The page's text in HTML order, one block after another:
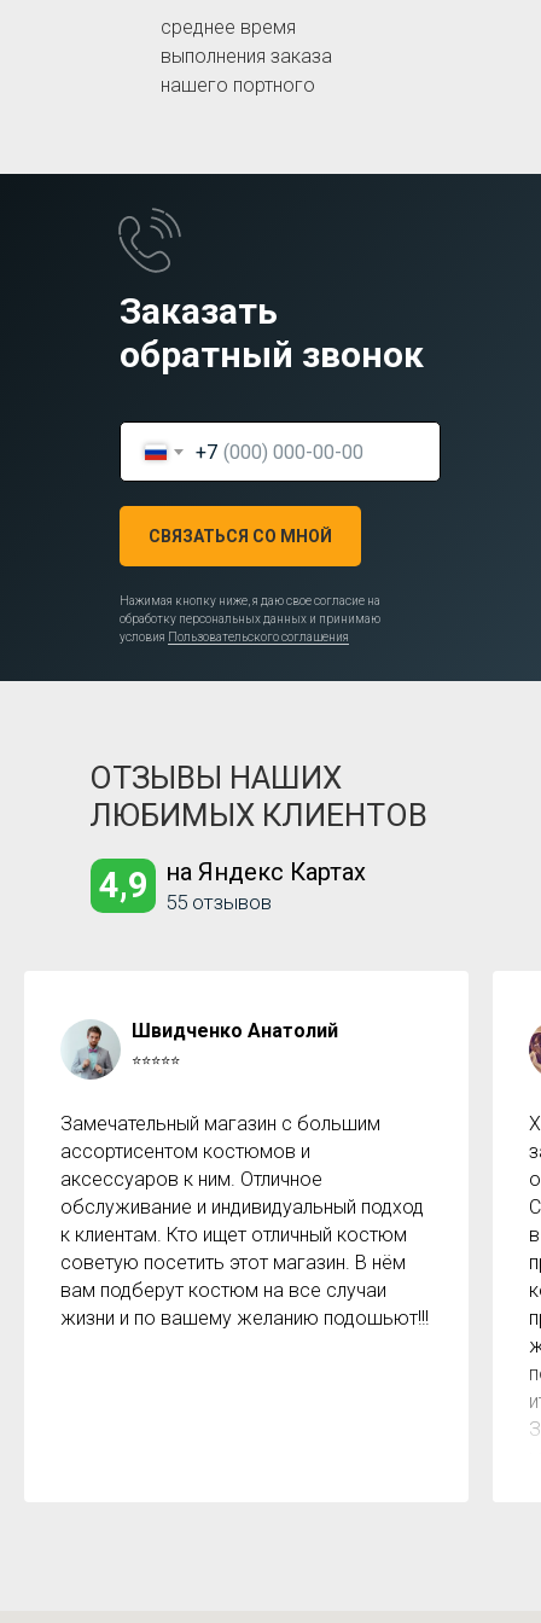
среднее время
выполнения заказа
нашего портного
Заказать
обратный звонок
+7
СВЯЗАТЬСЯ СО МНОЙ
Нажимая кнопку ниже, я даю свое согласие на
обработку персональных данных и принимаю
условия Пользовательского соглашения
55 отзывов
на Яндекс Картах
4,9
ОТЗЫВЫ НАШИХ
ЛЮБИМЫХ КЛИЕНТОВ
Швидченко Анатолий
⭐⭐⭐⭐⭐
Замечательный магазин с большим
ассортисентом костюмов и
аксессуаров к ним. Отличное
обслуживание и индивидуальный подход
к клиентам. Кто ищет отличный костюм
советую посетить этот магазин. В нём
вам подберут костюм на все случаи
жизни и по вашему желанию подошьют!!!